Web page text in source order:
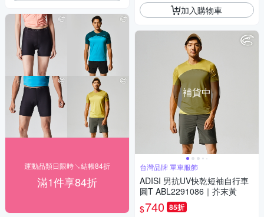
運動品類日限時↘結帳84折
滿1件享84折
加入購物車
補貨中
台灣品牌 單車服飾
ADISI 男抗UV快乾短袖自行車
圓T ABL2291086｜芥末黃
$740 85折